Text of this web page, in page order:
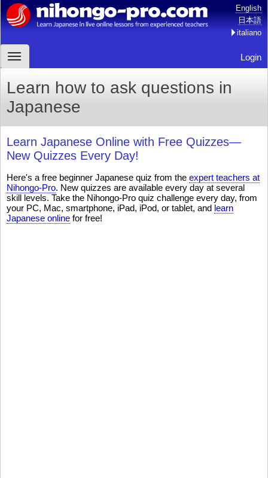
English
日本語
italiano
Login
Learn how to ask questions in
Japanese
Learn Japanese Online with Free Quizzes—
New Quizzes Every Day!
Here's a free beginner Japanese quiz from the expert teachers at
Nihongo-Pro. New quizzes are available every day at several
skill levels. Take the Nihongo-Pro quiz challenge every day, from
your PC, Mac, smartphone, iPad, iPod, or tablet, and learn
Japanese online for free!